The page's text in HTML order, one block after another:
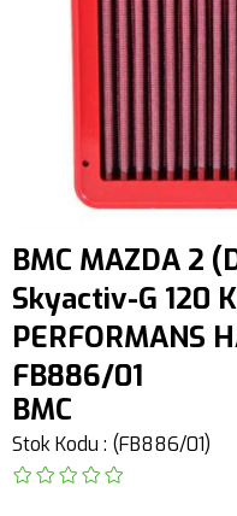
BMC MAZDA 2
Skyactiv-G 120
PERFORMANS
FB886/01
BMC
Stok Kodu (FB886/01)